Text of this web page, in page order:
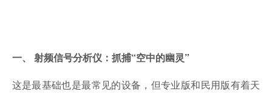
一、 射频信号分析仪：抓捕“空中的幽灵”
这是最基础也是最常见的设备，但专业版和民用版有着天